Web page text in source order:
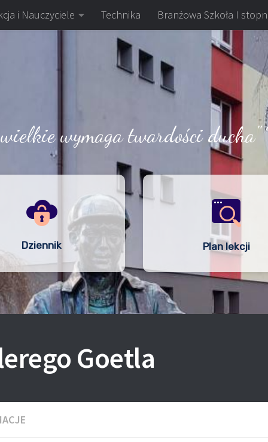
i Nauczyciele Technika Branżowa Szkoła I
wymaga twardości ducha"
Dziennik Plan lekcji
Goetla